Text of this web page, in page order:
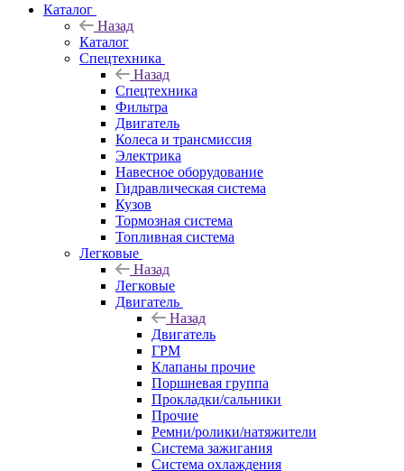
Каталог
Назад
Каталог
Спецтехника
Назад
Спецтехника
Фильтра
Двигатель
Колеса и трансмиссия
Электрика
Навесное оборудование
Гидравлическая система
Кузов
Тормозная система
Топливная система
Легковые
Назад
Легковые
Двигатель
Назад
Двигатель
ГРМ
Клапаны прочие
Поршневая группа
Прокладки/сальники
Прочие
Ремни/ролики/натяжители
Система зажигания
Система охлаждения